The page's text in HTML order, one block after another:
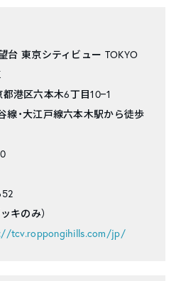
台 東京シティビュー TOKYO
都港区六本木6丁目10−1
線・大江戸線六本木駅から徒歩
キのみ）
tcv.roppongihills.com/jp/